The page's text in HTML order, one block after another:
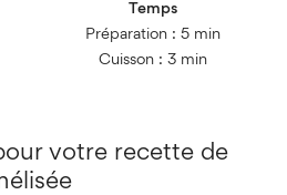
Temps
Préparation : 5 min
Cuisson : 3 min
votre recette de